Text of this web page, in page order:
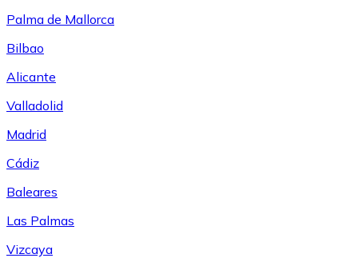
Palma de Mallorca
Bilbao
Alicante
Valladolid
Madrid
Cádiz
Baleares
Las Palmas
Vizcaya